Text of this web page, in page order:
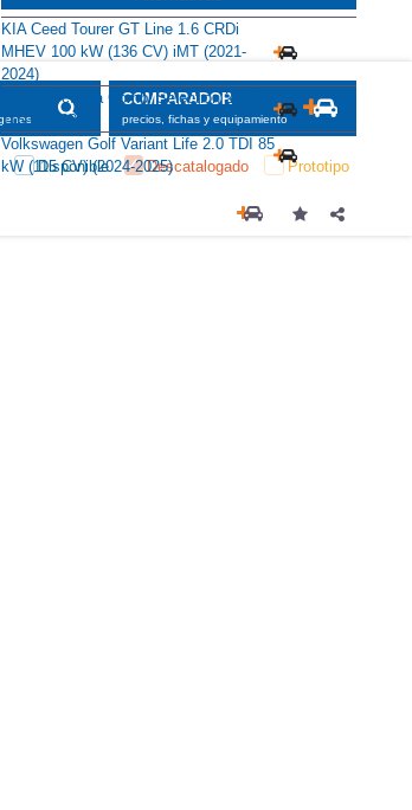
Alternativas
KIA Ceed Tourer GT Line 1.6 CRDi
MHEV 100 kW (136 CV) iMT (2021-
Skoda Octavia Combi Selection 2.0 TDI
116 CV (2024)
Volkswagen Golf Variant Life 2.0 TDI 85